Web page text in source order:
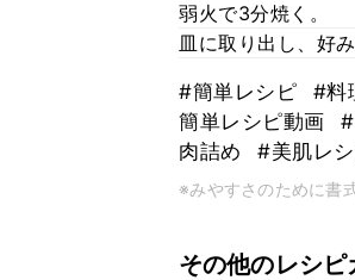
弱火で3分焼く。
皿に取り出し、好
#簡単レシピ #料
簡単レシピ動画
肉詰め
#美肌レ
※みやすさのために書
その他のレシピ